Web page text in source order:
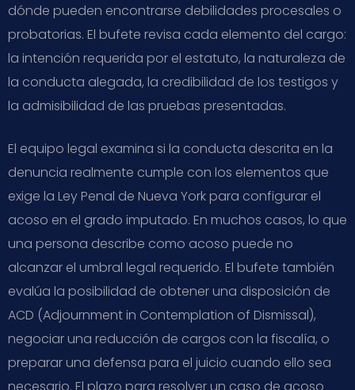
dónde pueden encontrarse debilidades procesales o
probatorias. El bufete revisa cada elemento del cargo:
la intención requerida por el estatuto, la naturaleza de
la conducta alegada, la credibilidad de los testigos y
la admisibilidad de las pruebas presentadas.
El equipo legal examina si la conducta descrita en la
denuncia realmente cumple con los elementos que
exige la Ley Penal de Nueva York para configurar el
acoso en el grado imputado. En muchos casos, lo que
una persona describe como acoso puede no
alcanzar el umbral legal requerido. El bufete también
evalúa la posibilidad de obtener una disposición de
ACD (Adjournment in Contemplation of Dismissal),
negociar una reducción de cargos con la fiscalía, o
preparar una defensa para el juicio cuando ello sea
necesario. El plazo para resolver un caso de acoso